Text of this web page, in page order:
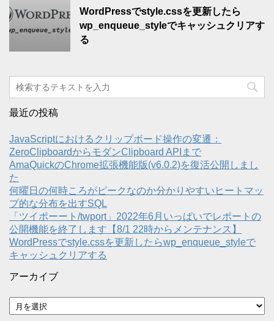
WordPressでstyle.cssを更新したら
wp_enqueue_styleでキャッシュクリアす
る
最近の投稿
JavaScriptにおけるクリップボード操作の変遷：
ZeroClipboardからモダンClipboard APIまで
AmaQuickのChrome拡張機能版(v6.0.2)を復活公開しまし
た
何曜日の何時ころがピークなのか分かりやすいヒートマッ
プ的な分布を出すSQL
「ツイポーート/twport」2022年6月いっぱいでレポートの
公開機能を終了します【8/1 22時からメンテナンス】
WordPressでstyle.cssを更新したらwp_enqueue_styleで
キャッシュクリアする
アーカイブ
ア
ー